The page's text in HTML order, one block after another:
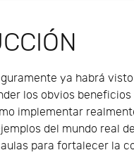
ya habrá
los obvios beneficios
implementar
del mundo real
para fortalecer la